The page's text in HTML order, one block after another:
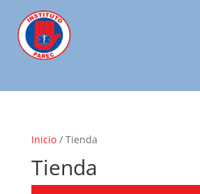
Inicio/ Tienda
Tienda